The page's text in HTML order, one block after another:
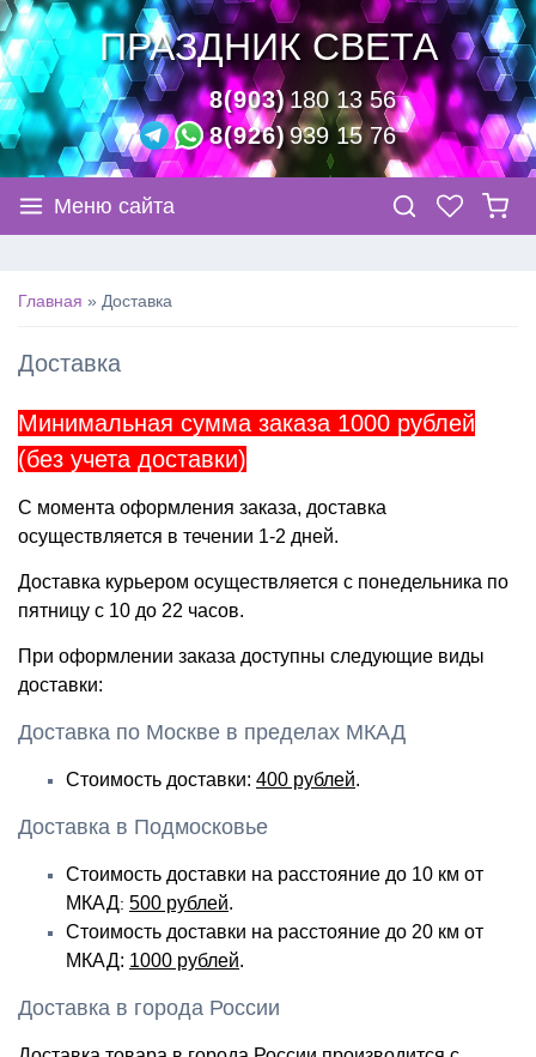
ПРАЗДНИК СВЕТА
8(903)180 13 56
8(926)939 15 76
Меню сайта
Главная Доставка
Доставка
Минимальная сумма заказа 1000 рублей
(без учета доставки)
С момента оформления заказа, доставка
осуществляется в течении 1-2 дней.
Доставка курьером осуществляется с понедельника по
пятницу с 10 до 22 часов.
При оформлении заказа доступны следующие виды
доставки:
Доставка по Москве в пределах МКАД
Стоимость доставки: 400 рублей.
Доставка в Подмосковье
Стоимость доставки на расстояние до 10 км от
МКАД: 500 рублей.
Стоимость доставки на расстояние до 20 км от
МКАД: 1000 рублей.
Доставка в города России